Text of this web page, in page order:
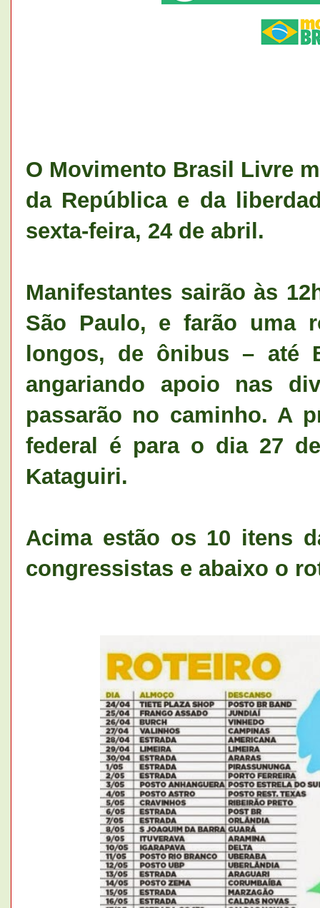
O Movimento Brasil Livre
da República e da
sexta-feira, 24 de abril.
Manifestantes sairão às
São Paulo, e farão uma
longos, de ônibus – até
angariando apoio nas
passarão no caminho. A
federal é para o dia 27
Kataguiri.
Acima estão os 10 itens
congressistas e abaixo o